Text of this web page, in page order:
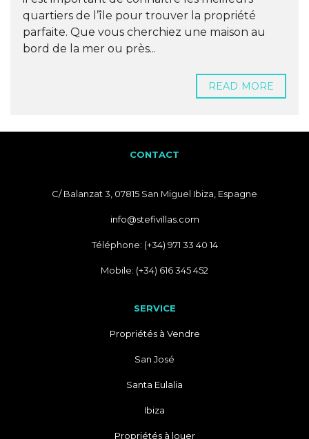
quartiers de l’île pour trouver la propriété
parfaite. Que vous cherchiez une maison au
bord de la mer ou près...
READ MORE
CONTACT
C/ Balanzat 3, 07815 San Miguel Ibiza, Espagne
info@stefivillas.com
Téléphone: (+34) 971 33 40 14
Mobile: (+34) 616 345 452
SERVICE
Propriétés à Vendre
San José
Santa Eulalia
Ibiza
Propriétés à louer